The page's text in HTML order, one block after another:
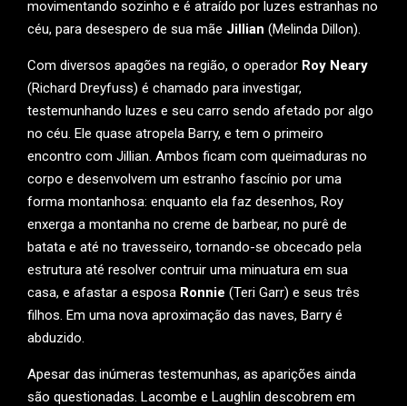
movimentando sozinho e é atraído por luzes estranhas no
céu, para desespero de sua mãe Jillian (Melinda Dillon).
Com diversos apagões na região, o operador Roy Neary
(Richard Dreyfuss) é chamado para investigar,
testemunhando luzes e seu carro sendo afetado por algo
no céu. Ele quase atropela Barry, e tem o primeiro
encontro com Jillian. Ambos ficam com queimaduras no
corpo e desenvolvem um estranho fascínio por uma
forma montanhosa: enquanto ela faz desenhos, Roy
enxerga a montanha no creme de barbear, no purê de
batata e até no travesseiro, tornando-se obcecado pela
estrutura até resolver contruir uma minuatura em sua
casa, e afastar a esposa Ronnie (Teri Garr) e seus três
filhos. Em uma nova aproximação das naves, Barry é
abduzido.
Apesar das inúmeras testemunhas, as aparições ainda
são questionadas. Lacombe e Laughlin descobrem em